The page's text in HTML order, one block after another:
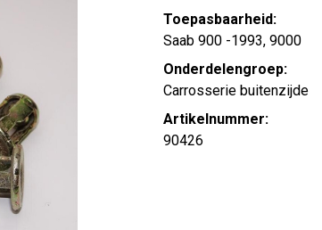
Toepasbaarheid:
Saab 900 -1993, 9000
Onderdelengroep:
Carrosserie buitenzijde
Artikelnummer:
90426